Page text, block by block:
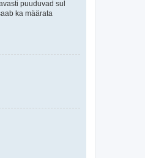
puuduvad sul
ka määrata